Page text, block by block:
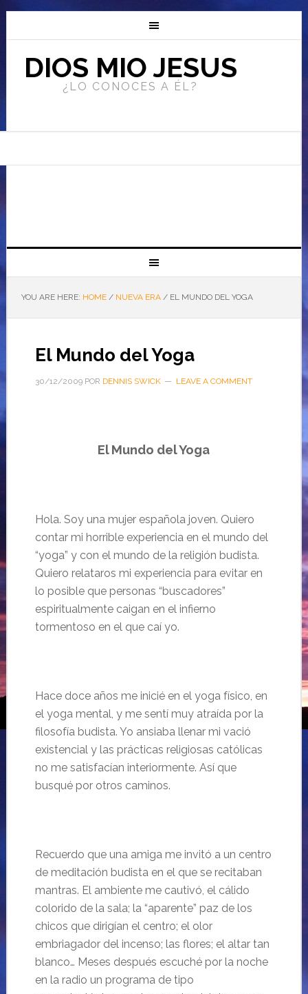
DIOS MIO JESUS
¿LO CONOCES A ÉL?
YOU ARE HERE: HOME / NUEVA ERA /EL MUNDO DEL YOGA
El Mundo del Yoga
30/12/2009POR DENNIS SWICK LEAVE A COMMENT
El Mundo del Yoga
Hola. Soy una mujer española joven. Quiero
contar mi horrible experiencia en el mundo del
“yoga” y con el mundo de la religión budista.
Quiero relataros mi experiencia para evitar en
lo posible que personas “buscadores”
espiritualmente caigan en el infierno
tormentoso en el que caí yo.
Hace doce años me inicié en el yoga físico, en
el yoga mental, y me sentí muy atraída por la
filosofía budista. Yo ansiaba llenar mi vació
existencial y las prácticas religiosas católicas
no me satisfacían interiormente. Así que
busqué por otros caminos.
Recuerdo que una amiga me invitó a un centro
de meditación budista en el que se recitaban
mantras. El ambiente me cautivó, el cálido
colorido de la sala; la “aparente” paz de los
chicos que dirigían el centro; el olor
embriagador del incenso; las flores; el altar tan
blanco… Meses después escuché por la noche
en la radio un programa de tipo